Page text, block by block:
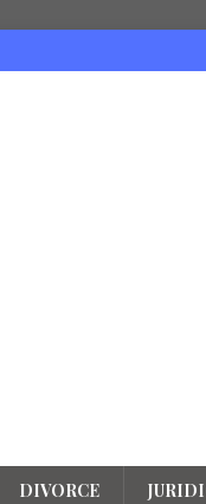
DIVORCE